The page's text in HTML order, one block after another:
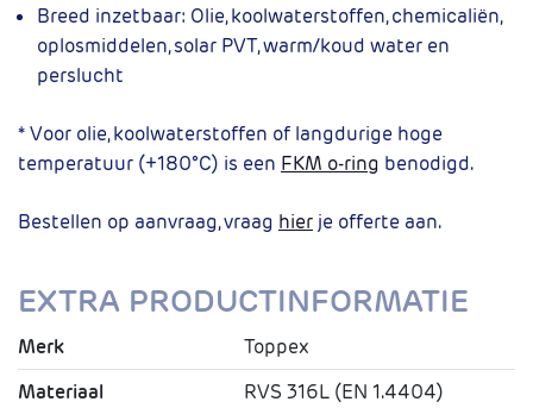
Breed inzetbaar: Olie, koolwaterstoffen, chemicaliën,
oplosmiddelen, solar PVT, warm/koud water en
perslucht
* Voor olie, koolwaterstoffen of langdurige hoge
temperatuur (+180°C) is een FKM o-ring benodigd.
Bestellen op aanvraag, vraag hier je offerte aan.
EXTRA PRODUCTINFORMATIE
Merk
Toppex
Materiaal
RVS 316L (EN 1.4404)